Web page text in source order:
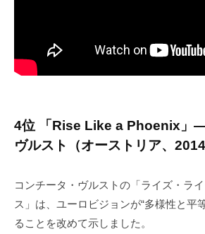
4位 「Rise Like a Phoenix」―
ヴルスト（オーストリア、2014
コンチータ・ヴルストの「ライズ・ラ
ス」は、ユーロビジョンが“多様性と平
ることを改めて示しました。